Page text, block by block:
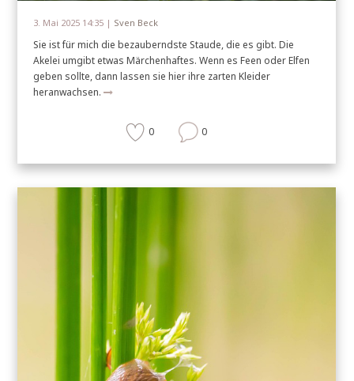
3. Mai 2025 14:35 | Sven Beck
Sie ist für mich die bezauberndste Staude, die es gibt. Die
Akelei umgibt etwas Märchenhaftes. Wenn es Feen oder Elfen
geben sollte, dann lassen sie hier ihre zarten Kleider
heranwachsen.
0 0